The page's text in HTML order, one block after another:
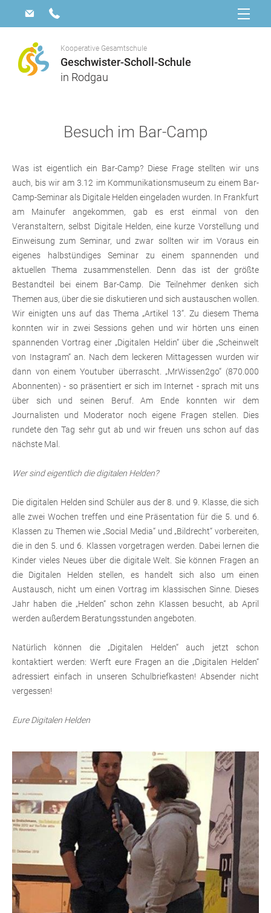
Kooperative Gesamtschule
Geschwister-Scholl-Schule
in Rodgau
Besuch im Bar-Camp
Was ist eigentlich ein Bar-Camp? Diese Frage stellten wir uns
auch, bis wir am 3.12 im Kommunikationsmuseum zu einem Bar-
Camp-Seminar als Digitale Helden eingeladen wurden. In Frankfurt
am Mainufer angekommen, gab es erst einmal von den
Veranstaltern, selbst Digitale Helden, eine kurze Vorstellung und
Einweisung zum Seminar, und zwar sollten wir im Voraus ein
eigenes halbstündiges Seminar zu einem spannenden und
aktuellen Thema zusammenstellen. Denn das ist der größte
Bestandteil bei einem Bar-Camp. Die Teilnehmer denken sich
Themen aus, über die sie diskutieren und sich austauschen wollen.
Wir einigten uns auf das Thema „Artikel 13“. Zu diesem Thema
konnten wir in zwei Sessions gehen und wir hörten uns einen
spannenden Vortrag einer „Digitalen Heldin“ über die „Scheinwelt
von Instagram“ an. Nach dem leckeren Mittagessen wurden wir
dann von einem Youtuber überrascht. „MrWissen2go“ (870.000
Abonnenten) - so präsentiert er sich im Internet - sprach mit uns
über sich und seinen Beruf. Am Ende konnten wir dem
Journalisten und Moderator noch eigene Fragen stellen. Dies
rundete den Tag sehr gut ab und wir freuen uns schon auf das
nächste Mal.
Wer sind eigentlich die digitalen Helden?
Die digitalen Helden sind Schüler aus der 8. und 9. Klasse, die sich
alle zwei Wochen treffen und eine Präsentation für die 5. und 6.
Klassen zu Themen wie „Social Media“ und „Bildrecht“ vorbereiten,
die in den 5. und 6. Klassen vorgetragen werden. Dabei lernen die
Kinder vieles Neues über die digitale Welt. Sie können Fragen an
die Digitalen Helden stellen, es handelt sich also um einen
Austausch, nicht um einen Vortrag im klassischen Sinne. Dieses
Jahr haben die „Helden“ schon zehn Klassen besucht, ab April
werden außerdem Beratungsstunden angeboten.
Natürlich können die „Digitalen Helden“ auch jetzt schon
kontaktiert werden: Werft eure Fragen an die „Digitalen Helden“
adressiert einfach in unseren Schulbriefkasten! Absender nicht
vergessen!
Eure Digitalen Helden